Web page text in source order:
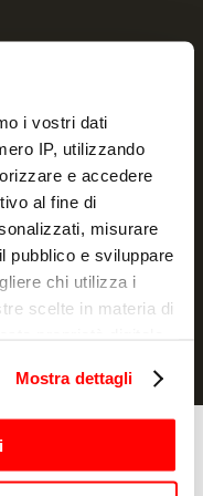
i vostri dati
IP, utilizzando
e accedere
al fine di
misurare
pubblico e sviluppare
chi utilizza i
scelte in materia di
in qualsiasi
o facendo clic
Mostra dettagli
dans
S'ABONNER
et j'autorise le
personnel à des fins de